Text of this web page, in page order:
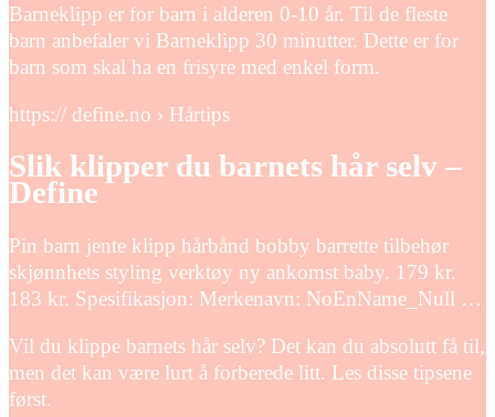
Barneklipp er for barn i alderen 0-10 år. Til de fleste
barn anbefaler vi Barneklipp 30 minutter. Dette er for
barn som skal ha en frisyre med enkel form.
https:// define.no › Hårtips
Slik klipper du barnets hår selv –
Define
Pin barn jente klipp hårbånd bobby barrette tilbehør
skjønnhets styling verktøy ny ankomst baby. 179 kr.
183 kr. Spesifikasjon: Merkenavn: NoEnName_Null …
Vil du klippe barnets hår selv? Det kan du absolutt få til,
men det kan være lurt å forberede litt. Les disse tipsene
først.